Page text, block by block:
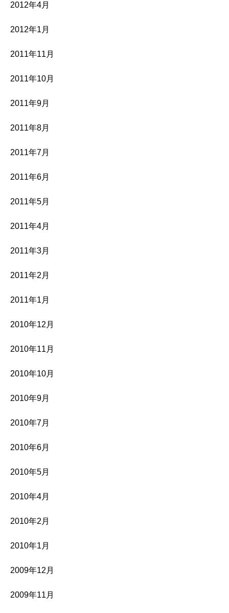
2012年4月
2012年1月
2011年11月
2011年10月
2011年9月
2011年8月
2011年7月
2011年6月
2011年5月
2011年4月
2011年3月
2011年2月
2011年1月
2010年12月
2010年11月
2010年10月
2010年9月
2010年7月
2010年6月
2010年5月
2010年4月
2010年2月
2010年1月
2009年12月
2009年11月